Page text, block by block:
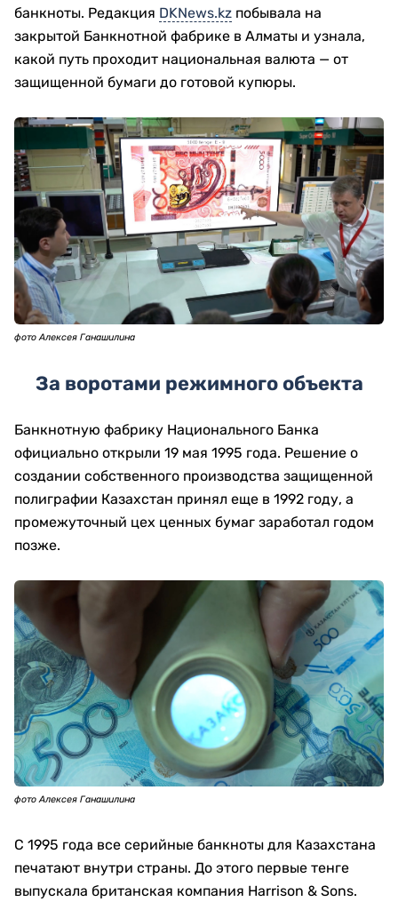
банкноты. Редакция DKNews.kz побывала на
закрытой Банкнотной фабрике в Алматы и узнала,
какой путь проходит национальная валюта — от
защищенной бумаги до готовой купюры.
фото Алексея Ганашилина
За воротами режимного объекта
Банкнотную фабрику Национального Банка
официально открыли 19 мая 1995 года. Решение о
создании собственного производства защищенной
полиграфии Казахстан принял еще в 1992 году, а
промежуточный цех ценных бумаг заработал годом
позже.
фото Алексея Ганашилина
С 1995 года все серийные банкноты для Казахстана
печатают внутри страны. До этого первые тенге
выпускала британская компания Harrison & Sons.